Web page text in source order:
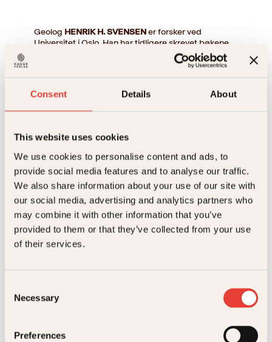
Consent Details About
This website uses cookies
We use cookies to personalise content and ads, to
provide social media features and to analyse our traffic.
We also share information about your use of our site with
our social media, advertising and analytics partners who
may combine it with other information that you’ve
provided to them or that they’ve collected from your use
of their services.
Selection
Necessary
Preferences
Geolog HENRIK H. SVENSENer forsker ved
Universitet i Oslo. Han har tidligere skrevet bøkene
(2011),Stein på stein
(2020). Bøkene er oversatt
Under asfalten
449krOpprinnelig
393kr